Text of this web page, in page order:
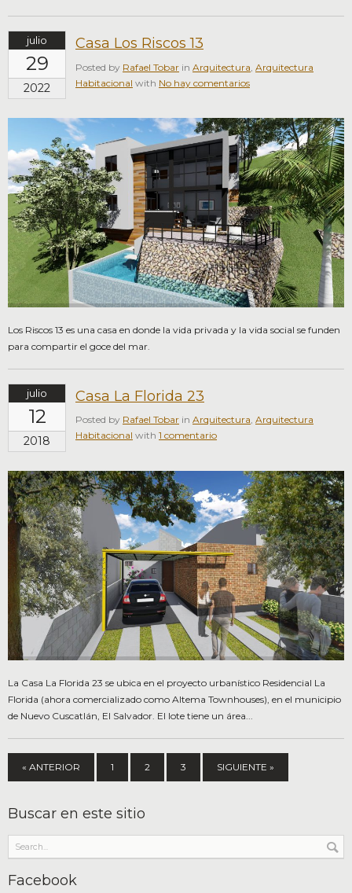
julio
29
2022
Casa Los Riscos 13
Posted by Rafael Tobar in Arquitectura Arquitectura
Habitacional with No hay comentarios
Los Riscos 13 es una casa en donde la vida privada y la vida social se funden
para compartir el goce del mar.
julio
12
2018
Casa La Florida 23
Posted by Rafael Tobar in Arquitectura, Arquitectura
Habitacional with 1 comentario
La Casa La Florida 23 se ubica en el proyecto urbanístico Residencial La
Florida (ahora comercializado como Altema Townhouses), en el municipio
de Nuevo Cuscatlán, El Salvador. El lote tiene un área...
« ANTERIOR 1 2 3 SIGUIENTE »
Buscar en este sitio
Facebook